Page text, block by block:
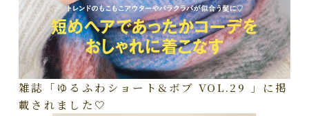
雑誌「ゆるふわショート&ボブ VOL.29 」に掲
載されました🤍